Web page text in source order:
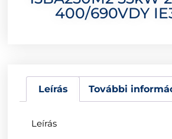
400/690VDY
Leírás További
Leírás